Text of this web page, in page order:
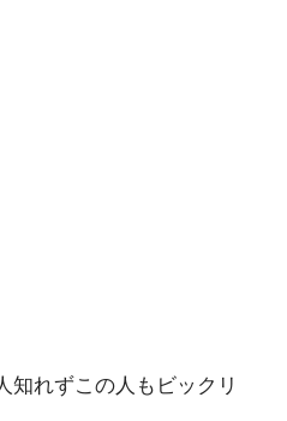
知れずこの人もビックリ